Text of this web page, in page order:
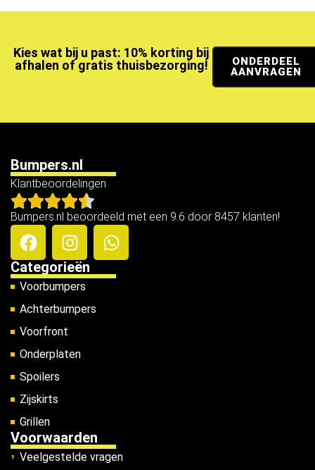
Kies wat bij u past: 10% korting bij
afhalen of gratis thuisbezorging!
ONDERDEEL
AANVRAGEN
Bumpers.nl
Klantbeoordelingen
Bumpers.nl beoordeeld met een 9.6 door 8457 klanten!
Categorieën
Voorbumpers
Achterbumpers
Voorfront
Onderplaten
Spoilers
Zijskirts
Grillen
Voorwaarden
Veelgestelde vragen